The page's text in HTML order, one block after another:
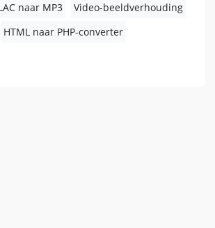
naar MP3
Video-beeldverhouding
HTML naar PHP-converter